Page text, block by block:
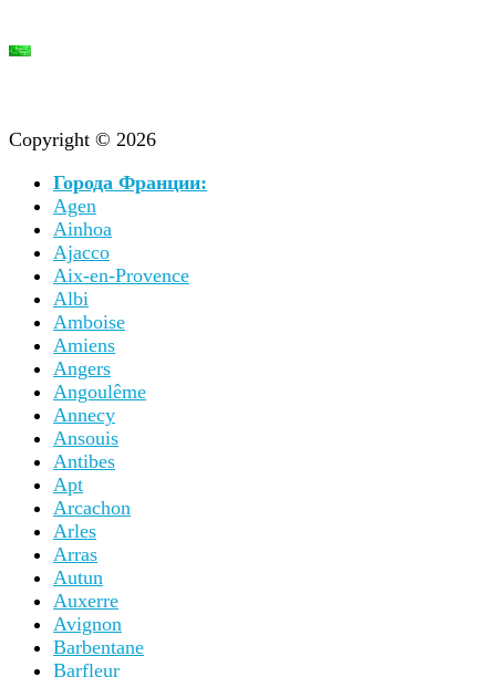
Copyright © 2026
Города Франции:
Agen
Ainhoa
Ajacco
Aix-en-Provence
Albi
Amboise
Amiens
Angers
Angoulême
Annecy
Ansouis
Antibes
Apt
Arcachon
Arles
Arras
Autun
Auxerre
Avignon
Barbentane
Barfleur